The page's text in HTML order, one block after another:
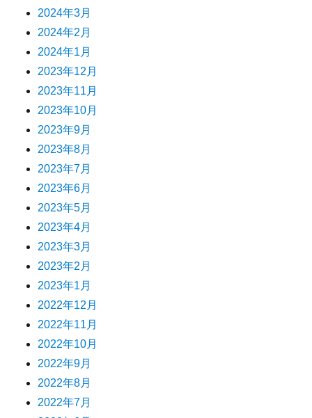
2024年3月
2024年2月
2024年1月
2023年12月
2023年11月
2023年10月
2023年9月
2023年8月
2023年7月
2023年6月
2023年5月
2023年4月
2023年3月
2023年2月
2023年1月
2022年12月
2022年11月
2022年10月
2022年9月
2022年8月
2022年7月